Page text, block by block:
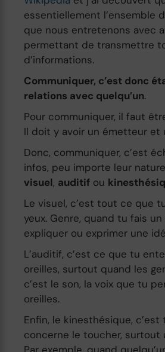
essentiellement l’ensemble
que nous entretenons avec
permettant de transmettre
d’informations.
Communiquer, c’est donc
relations avec quelqu’un.
Pour communiquer, il faut
Il doit y avoir un émetteur et
Donc, communiquer, c’est
infos, peu importe leur
visuel, auditif ou
Le visuel, c’est tout ce que
yeux. Genre, quand tu fais
expliquer ou exprimer une
L’auditif, c’est ce que tu
oreilles, surtout quand les
c’est le son, la voix que tu
oreilles.
Enfin, le kinesthésique,
concerne le toucher, surtout